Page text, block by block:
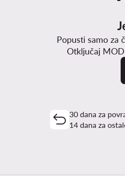
Popusti samo za
Otključaj
30 dana za
14 dana za